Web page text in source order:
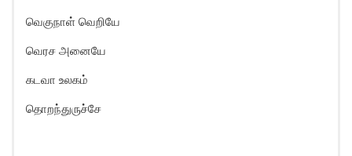
வெகுநாள் வெறியே
வெரச அனையே
கடவா உலகம்
தொறந்துருச்சே